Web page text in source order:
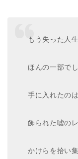
もう失った人
ほんの一部で
手に入れたの
飾られた嘘の
かけらを拾い